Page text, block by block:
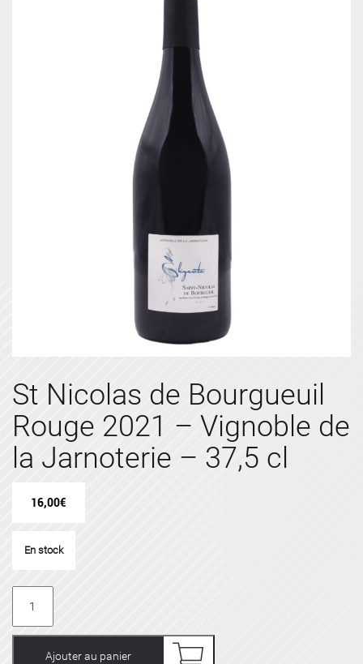
St Nicolas de Bourgueuil
Rouge 2021 – Vignoble de
la Jarnoterie – 37,5 cl
16,00€
En stock
St
Ajouter au panier